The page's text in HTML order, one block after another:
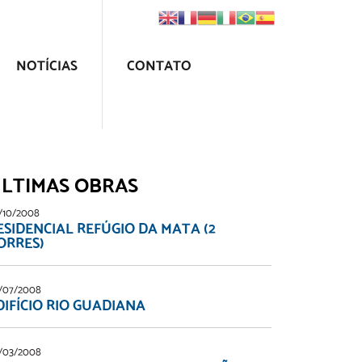
NOTÍCIAS CONTATO
OBRAS
2008
REFÚGIO DA MATA (2
2008
RIO GUADIANA
2008